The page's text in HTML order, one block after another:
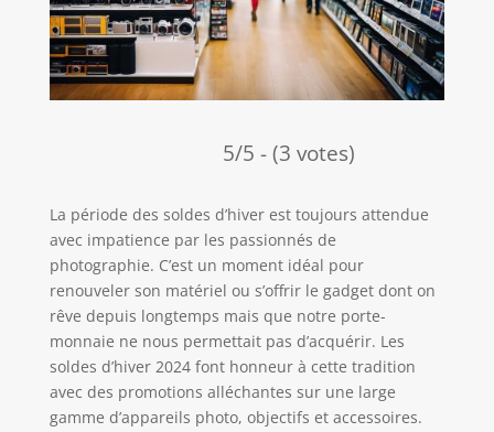
5/5 - (3 votes)
La période des soldes d’hiver est toujours attendue
avec impatience par les passionnés de
photographie. C’est un moment idéal pour
renouveler son matériel ou s’offrir le gadget dont on
rêve depuis longtemps mais que notre porte-
monnaie ne nous permettait pas d’acquérir. Les
soldes d’hiver 2024 font honneur à cette tradition
avec des promotions alléchantes sur une large
gamme d’appareils photo, objectifs et accessoires.